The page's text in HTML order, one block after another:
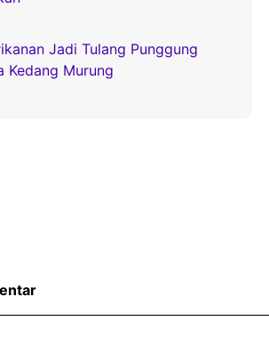
Jadi Tulang Punggung
Kedang Murung